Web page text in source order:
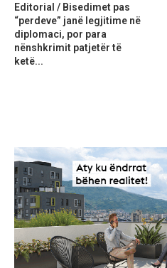
Editorial / Bisedimet pas
“perdeve” janë legjitime në
diplomaci, por para
nënshkrimit patjetër të
ketë...